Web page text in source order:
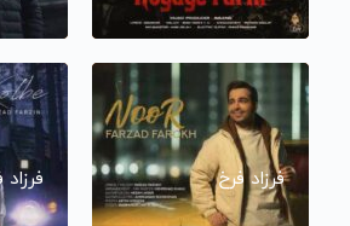
فرزاد فرخ